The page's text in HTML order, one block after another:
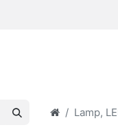
Lamp,